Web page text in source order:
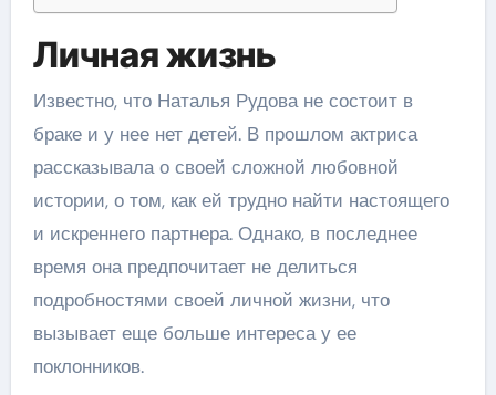
Личная жизнь
Известно, что Наталья Рудова не состоит в
браке и у нее нет детей. В прошлом актриса
рассказывала о своей сложной любовной
истории, о том, как ей трудно найти настоящего
и искреннего партнера. Однако, в последнее
время она предпочитает не делиться
подробностями своей личной жизни, что
вызывает еще больше интереса у ее
поклонников.